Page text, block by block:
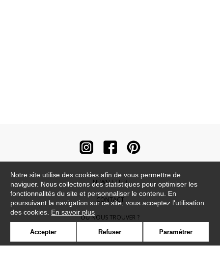
NEWSLETTER
CONTACT
OÙ NOUS TROUVER ?
CONTRACT
Notre site utilise des cookies afin de vous permettre de
naviguer. Nous collectons des statistiques pour optimiser les
fonctionnalités du site et personnaliser le contenu. En
poursuivant la navigation sur ce site, vous acceptez l'utilisation
des cookies. En savoir plus
Accepter Refuser Paramétrer